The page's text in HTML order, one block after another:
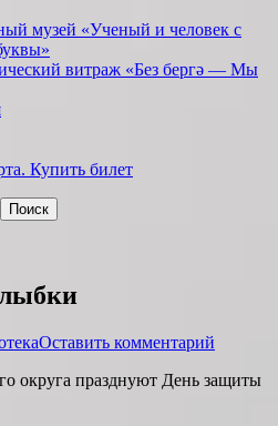
музей «Ученый и человек с
витраж «Без бергə — Мы
Купить билет
Оставить комментарий
округа празднуют День защиты